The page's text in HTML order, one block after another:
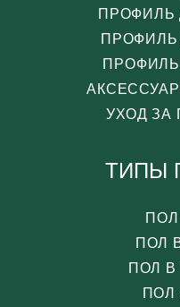
ПРОФИЛЬ
ПРОФИЛЬ
УХОД ЗА
ТИПЫ
ПОЛ
ПОЛ
ПОЛ